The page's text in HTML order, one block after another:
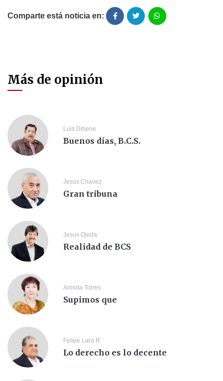
Comparte está noticia en:
Más de opinión
Luis Dibene
Buenos días, B.C.S.
Jesus Chavez
Gran tribuna
Jesus Ojeda
Realidad de BCS
Armida Torres
Supimos que
Felipe Lara R.
Lo derecho es lo decente